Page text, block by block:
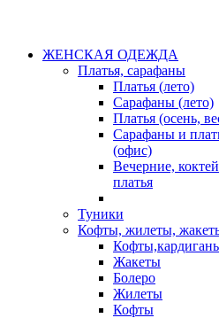
ЖЕНСКАЯ ОДЕЖДА
Платья, сарафаны
Платья (лето)
Сарафаны (лето)
Платья (осень,
Сарафаны и
(офис)
Вечерние,
платья
Туники
Кофты, жилеты,
Жакеты
Болеро
Жилеты
Кофты